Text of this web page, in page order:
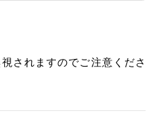
されますのでご注意くださ